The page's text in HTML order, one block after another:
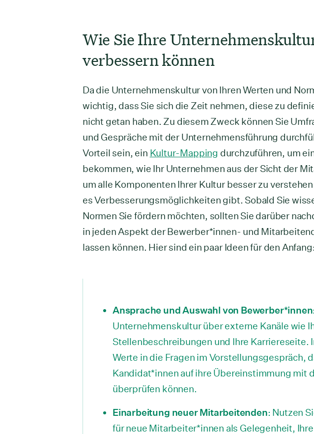
Wie Sie Ihre
verbessern können
Da die Unternehmenskultur von Ihren Werten und
wichtig, dass Sie sich die Zeit nehmen, diese zu
nicht getan haben. Zu diesem Zweck können Sie
und Gespräche mit der Unternehmensführung
Vorteil sein, ein Kultur-Mapping durchzuführen, um
bekommen, wie Ihr Unternehmen aus der Sicht der
um alle Komponenten Ihrer Kultur besser zu
es Verbesserungsmöglichkeiten gibt. Sobald Sie
Normen Sie fördern möchten, sollten Sie darüber
in jeden Aspekt der Bewerber*innen- und
lassen können. Hier sind ein paar Ideen für den Anfang:
Ansprache und Auswahl von Bewerber*innen
Unternehmenskultur über externe Kanäle wie
Stellenbeschreibungen und Ihre Karriereseite.
Werte in die Fragen im Vorstellungsgespräch,
Kandidat*innen auf ihre Übereinstimmung mit
überprüfen können.
Einarbeitung neuer Mitarbeitenden: Nutzen
für neue Mitarbeiter*innen als Gelegenheit,